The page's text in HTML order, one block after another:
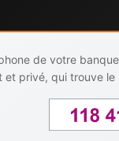
de votre
et privé, qui trouve